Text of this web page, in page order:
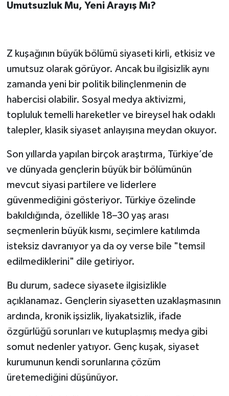
Umutsuzluk Mu, Yeni Arayış Mı?
Z kuşağının büyük bölümü siyaseti kirli, etkisiz ve
umutsuz olarak görüyor. Ancak bu ilgisizlik aynı
zamanda yeni bir politik bilinçlenmenin de
habercisi olabilir. Sosyal medya aktivizmi,
topluluk temelli hareketler ve bireysel hak odaklı
talepler, klasik siyaset anlayışına meydan okuyor.
Son yıllarda yapılan birçok araştırma, Türkiye’de
ve dünyada gençlerin büyük bir bölümünün
mevcut siyasi partilere ve liderlere
güvenmediğini gösteriyor. Türkiye özelinde
bakıldığında, özellikle 18–30 yaş arası
seçmenlerin büyük kısmı, seçimlere katılımda
isteksiz davranıyor ya da oy verse bile "temsil
edilmediklerini" dile getiriyor.
Bu durum, sadece siyasete ilgisizlikle
açıklanamaz. Gençlerin siyasetten uzaklaşmasının
ardında, kronik işsizlik, liyakatsizlik, ifade
özgürlüğü sorunları ve kutuplaşmış medya gibi
somut nedenler yatıyor. Genç kuşak, siyaset
kurumunun kendi sorunlarına çözüm
üretemediğini düşünüyor.